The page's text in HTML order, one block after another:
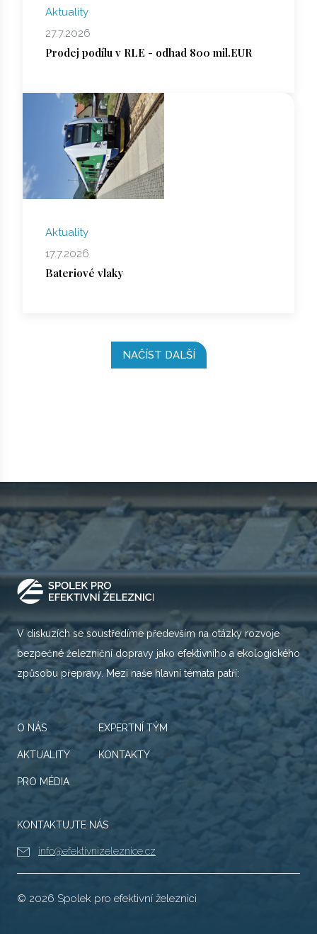
Aktuality
27.7.2026
Prodej podílu v RLE - odhad 800 mil.EUR
Aktuality
17.7.2026
Bateriové vlaky
NAČÍST DALŠÍ
V diskuzích se soustředíme především na otázky rozvoje
bezpečné železniční dopravy jako efektivního a ekologického
způsobu přepravy. Mezi naše hlavní témata patří:
O NÁS
AKTUALITY
PRO MÉDIA
EXPERTNÍ TÝM
KONTAKTY
KONTAKTUJTE NÁS
info@efektivnizeleznice.cz
© 2026 Spolek pro efektivní železnici